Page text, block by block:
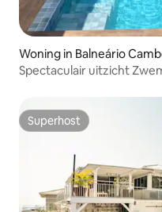
Woning in Balneário
Spectaculair uitzicht
Superhost
Superhost